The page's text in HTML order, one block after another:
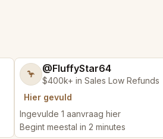
🦩 @FluffyStar64
$400k+ in Sales Low Refunds
Hier gevuld
Ingevulde 1 aanvraag hier
Begint meestal in 2 minutes